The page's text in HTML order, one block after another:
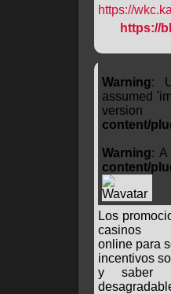
https://
https://
Warning:
assumed
content/
Warning: A
content/
Los
casinos
online para
incentivos
y saber